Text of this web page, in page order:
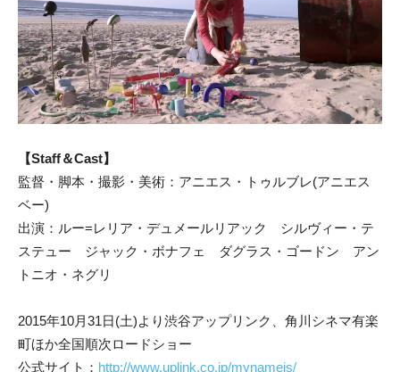
【Staff＆Cast】
監督・脚本・撮影・美術：アニエス・トゥルブレ(アニエス
ベー)
出演：ルー=レリア・デュメールリアック シルヴィー・テ
ステュー ジャック・ボナフェ ダグラス・ゴードン アン
トニオ・ネグリ
2015年10月31日(土)より渋谷アップリンク、角川シネマ有楽
町ほか全国順次ロードショー
公式サイト： http://www.uplink.co.jp/mynameis/